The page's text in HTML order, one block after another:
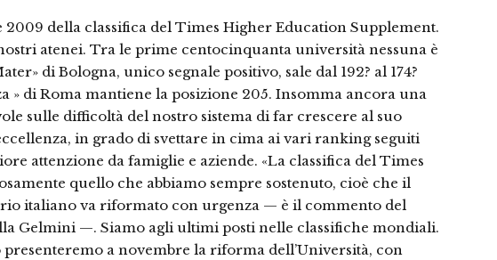
della classifica del Times Hi­gher Education Supplement.
atenei. Tra le prime centocinquanta università nessuna è
di Bologna, unico segnale positivo, sale dal 192? al 174?
» di Roma mantiene la posizione 205. Insomma anco­ra una
sulle difficoltà del nostro siste­ma di far crescere al suo
in gra­do di svettare in cima ai vari ranking seguiti
attenzione da fami­glie e aziende. «La classifica del Times
quello che abbiamo sempre sostenuto, cioè che il
italiano va riformato con urgenza — è il commento del
Gelmini —. Siamo agli ultimi posti nelle classifi­che mondiali.
presenteremo a novembre la riforma dell’Università, con